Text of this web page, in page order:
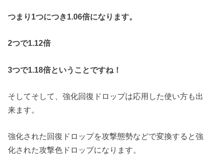
つまり1つにつき1.06倍になります。
2つで1.12倍
3つで1.18倍ということですね！
そしてそして、強化回復ドロップは応用した使い方も出
来ます。
強化された回復ドロップを攻撃態勢などで変換すると強
化された攻撃色ドロップになります。